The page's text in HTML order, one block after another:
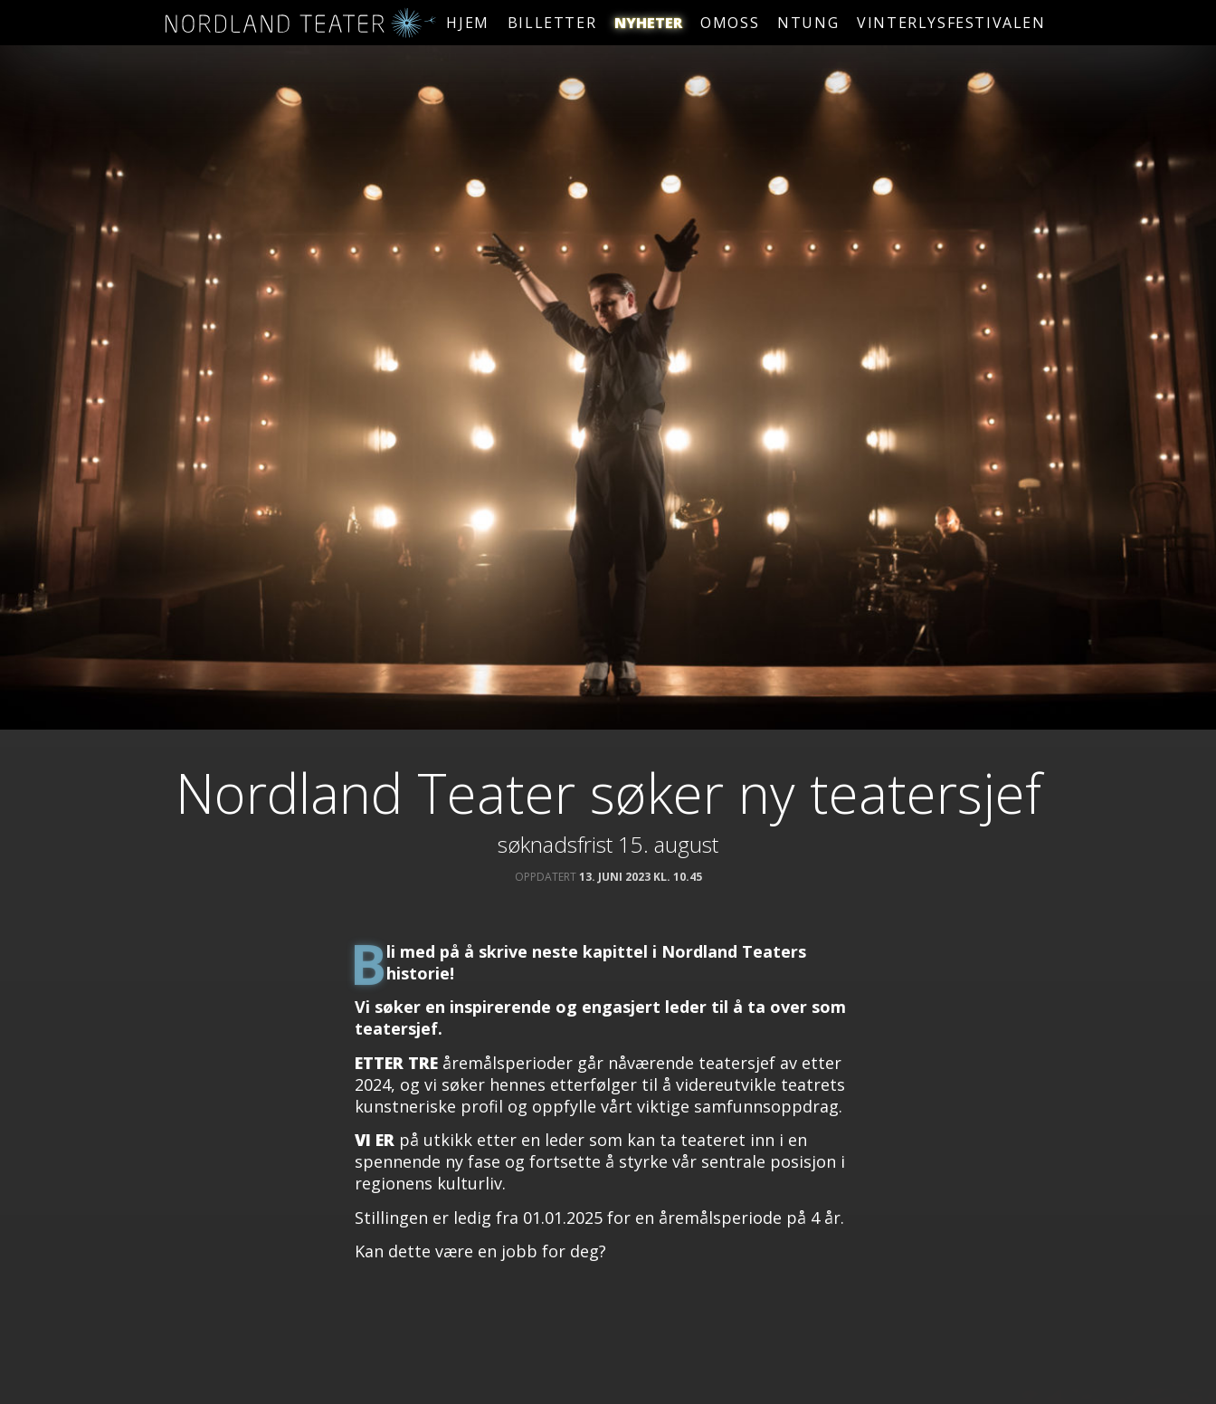
HJEM BILLETTER NYHETER OMOSS NTUNG VINTERLYSFESTIVALEN
Nordland Teater søker ny teatersjef
søknadsfrist 15. august
OPPDATERT13. JUNI 2023 KL. 10.45
Bli med på å skrive neste kapittel i Nordland Teaters
historie!
Vi søker en inspirerende og engasjert leder til å ta over som
teatersjef.
ETTER TRE åremålsperioder går nåværende teatersjef av etter
2024, og vi søker hennes etterfølger til å videreutvikle teatrets
kunstneriske profil og oppfylle vårt viktige samfunnsoppdrag.
VI ER på utkikk etter en leder som kan ta teateret inn i en
spennende ny fase og fortsette å styrke vår sentrale posisjon i
regionens kulturliv.
Stillingen er ledig fra 01.01.2025 for en åremålsperiode på 4 år.
Kan dette være en jobb for deg?